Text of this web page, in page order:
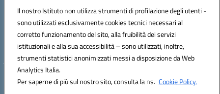
Il nostro Istituto non utilizza strumenti di profilazione degli utenti -
sono utilizzati esclusivamente cookies tecnici necessari al
corretto funzionamento del sito, alla fruibilità dei servizi
istituzionali e alla sua accessibilità – sono utilizzati, inoltre,
strumenti statistici anonimizzati messi a disposizione da Web
Analytics Italia.
Per saperne di più sul nostro sito, consulta la ns. Cookie Policy.
Posta elettronica certificata (PEC):pais03600r@pec.istruzione.it
Codice fiscale: 97308550827
Codice meccanografico: PAIS03600R
Hosting & Powered by 3D Solution S.r.l.
Concept & Design by Designers Italia